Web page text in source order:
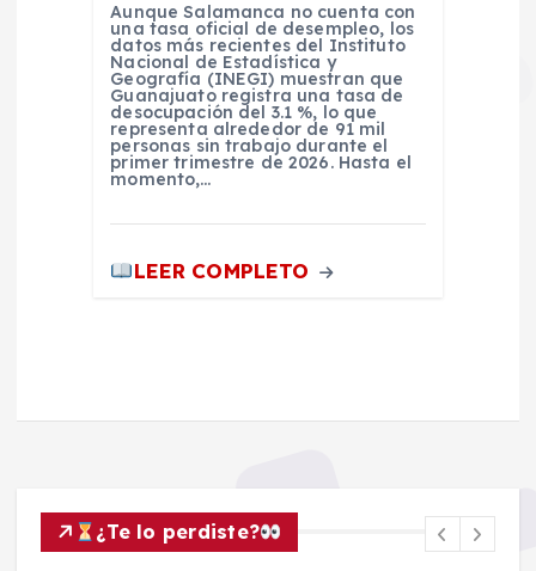
Aunque Salamanca no cuenta con
una tasa oficial de desempleo, los
datos más recientes del Instituto
Nacional de Estadística y
Geografía (INEGI) muestran que
Guanajuato registra una tasa de
desocupación del 3.1 %, lo que
representa alrededor de 91 mil
personas sin trabajo durante el
primer trimestre de 2026. Hasta el
momento,…
LEER COMPLETO
¿Te lo perdiste?